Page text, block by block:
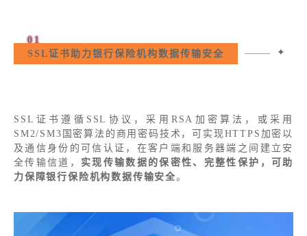
01
SSL证书助力银行保险机构数据传输安全
✦
SSL证书遵循SSL协议，采用RSA加密算法，或采用
SM2/SM3国密算法的商用密码技术，可实现HTTPS加密以
及通信身份的可信认证，在客户端和服务器端之间建立安
全传输信道， 实现传输数据的保密性、完整性保护，可助
力保障银行保险机构数据传输安全。